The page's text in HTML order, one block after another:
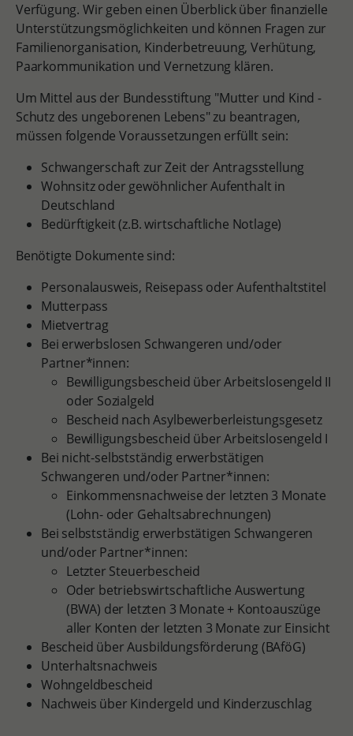
Verfügung. Wir geben einen Überblick über finanzielle
Unterstützungsmöglichkeiten und können Fragen zur
Familienorganisation, Kinderbetreuung, Verhütung,
Paarkommunikation und Vernetzung klären.
Um Mittel aus der Bundesstiftung "Mutter und Kind -
Schutz des ungeborenen Lebens" zu beantragen,
müssen folgende Voraussetzungen erfüllt sein:
Schwangerschaft zur Zeit der Antragsstellung
Wohnsitz oder gewöhnlicher Aufenthalt in
Deutschland
Bedürftigkeit (z.B. wirtschaftliche Notlage)
Benötigte Dokumente sind:
Personalausweis, Reisepass oder Aufenthaltstitel
Mutterpass
Mietvertrag
Bei erwerbslosen Schwangeren und/oder
Partner*innen:
Bewilligungsbescheid über Arbeitslosengeld II
oder Sozialgeld
Bescheid nach Asylbewerberleistungsgesetz
Bewilligungsbescheid über Arbeitslosengeld I
Bei nicht-selbstständig erwerbstätigen
Schwangeren und/oder Partner*innen:
Einkommensnachweise der letzten 3 Monate
(Lohn- oder Gehaltsabrechnungen)
Bei selbstständig erwerbstätigen Schwangeren
und/oder Partner*innen:
Letzter Steuerbescheid
Oder betriebswirtschaftliche Auswertung
(BWA) der letzten 3 Monate + Kontoauszüge
aller Konten der letzten 3 Monate zur Einsicht
Bescheid über Ausbildungsförderung (BAföG)
Unterhaltsnachweis
Wohngeldbescheid
Nachweis über Kindergeld und Kinderzuschlag